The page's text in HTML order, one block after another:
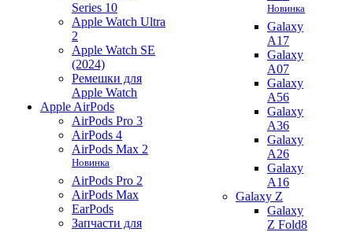
Series 10
Apple Watch Ultra
2
Apple Watch SE
(2024)
Ремешки для
Apple Watch
Apple AirPods
AirPods Pro 3
AirPods 4
AirPods Max 2
Новинка
AirPods Pro 2
AirPods Max
EarPods
Запчасти для
Новинка
Galaxy
A17
Galaxy
A07
Galaxy
A56
Galaxy
A36
Galaxy
A26
Galaxy
A16
Galaxy Z
Galaxy
Z Fold8